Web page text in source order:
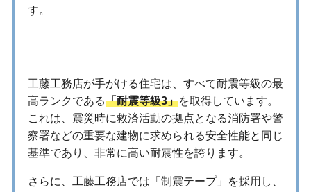
す。
工藤工務店が手がける住宅は、すべて耐震等級の最
高ランクである「耐震等級3」を取得しています。​
これは、震災時に救済活動の拠点となる消防署や警
察署などの重要な建物に求められる安全性能と同じ
基準であり、非常に高い耐震性を誇ります。 ​
さらに、工藤工務店では「制震テープ」を採用し、